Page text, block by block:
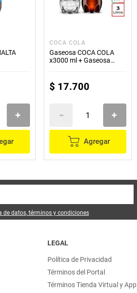
COCA COLA
Gaseosa COCA COLA
x3000 ml + Gaseosa
$ 17.700
Agregar
de datos, términos y condiciones
LEGAL
Política de Privacidad
Términos del Portal
Términos Tienda Virtual y App